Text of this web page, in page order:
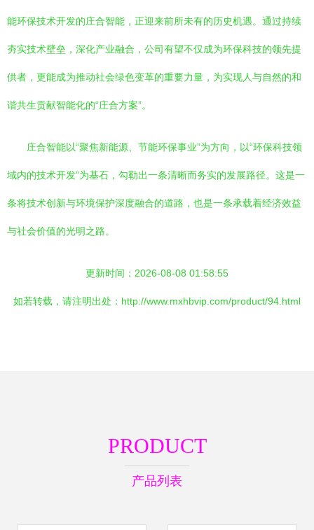
能环保技术开发的庄合智能，正迎来前所未有的历史机遇。通过持续
夯实技术壁垒，深化产业融合，公司有望不仅成为环保科技的领先提
供者，更能成为推动社会绿色变革的重要力量，为实现人与自然的和
谐共生贡献智能化的“庄合方案”。
庄合智能以“聚焦新能源、节能环保事业”为方向，以“环保科技领
域内的技术开发”为基石，勾勒出一条清晰而务实的发展路径。这是一
条将技术创新与环境保护深度融合的道路，也是一条承载着经济效益
与社会价值的光明之路。
更新时间：2026-08-08 01:58:55
如若转载，请注明出处：http://www.mxhbvip.com/product/94.html
PRODUCT
产品列表